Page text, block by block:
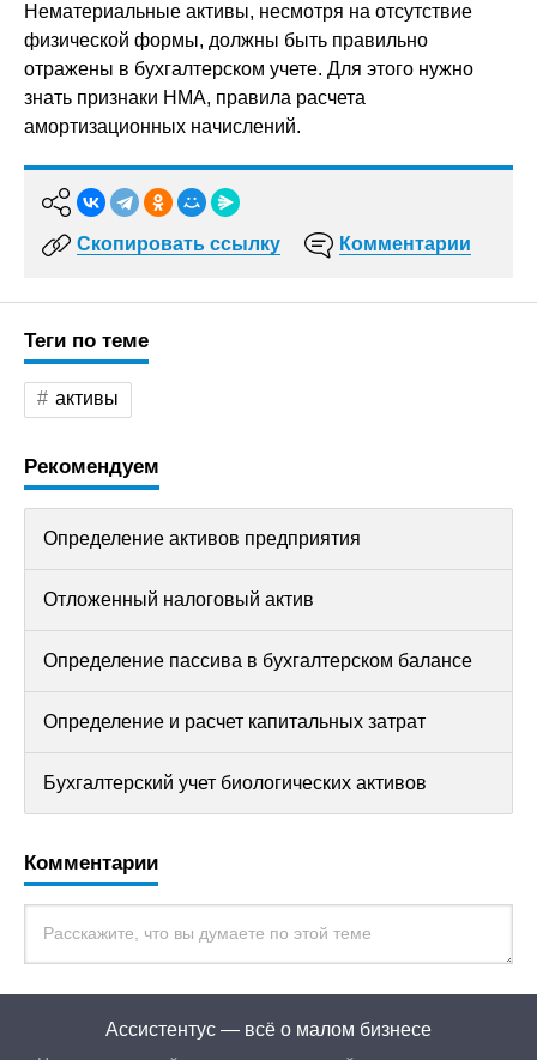
Нематериальные активы, несмотря на отсутствие
физической формы, должны быть правильно
отражены в бухгалтерском учете. Для этого нужно
знать признаки НМА, правила расчета
амортизационных начислений.
Скопировать ссылку Комментарии
Теги по теме
активы
Рекомендуем
Определение активов предприятия
Отложенный налоговый актив
Определение пассива в бухгалтерском балансе
Определение и расчет капитальных затрат
Бухгалтерский учет биологических активов
Комментарии
Ассистентус — всё о малом бизнесе